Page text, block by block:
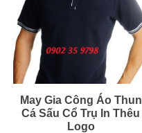
May Gia Công Áo Thun
Cá Sấu Cổ Trụ In Thêu
Logo